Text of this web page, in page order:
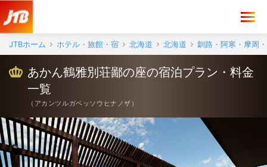
JTBホーム ホテル・旅館・宿 北海道 北海道 釧路・阿寒・摩周
あかん鶴雅別荘鄙の座の宿泊プラン・料金
一覧
（ アカンツルガベッソウヒナノザ ）